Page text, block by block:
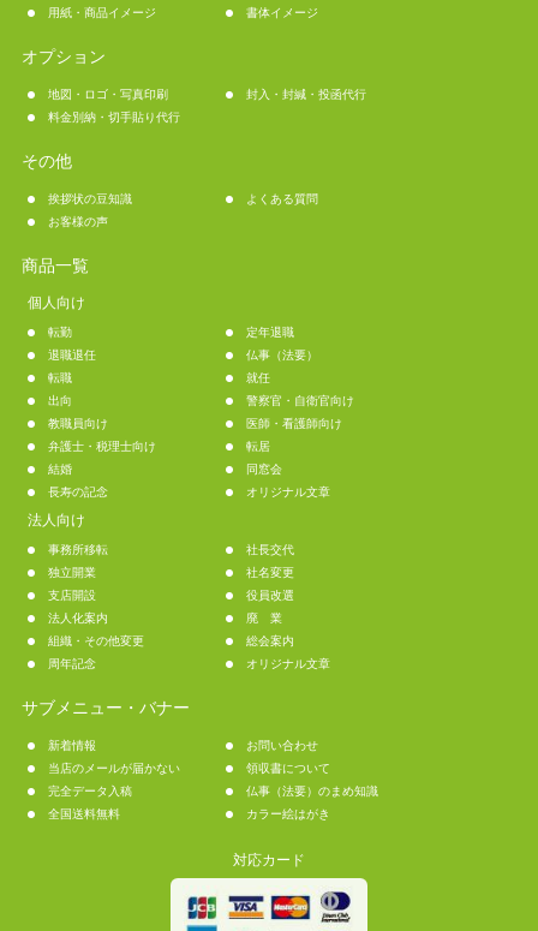
用紙・商品イメージ
書体イメージ
オプション
地図・ロゴ・写真印刷
封入・封緘・投函代行
料金別納・切手貼り代行
その他
挨拶状の豆知識
よくある質問
お客様の声
商品一覧
個人向け
転勤
定年退職
退職退任
仏事（法要）
転職
就任
出向
警察官・自衛官向け
教職員向け
医師・看護師向け
弁護士・税理士向け
転居
結婚
同窓会
長寿の記念
オリジナル文章
法人向け
事務所移転
社長交代
独立開業
社名変更
支店開設
役員改選
法人化案内
廃 業
組織・その他変更
総会案内
周年記念
オリジナル文章
サブメニュー・バナー
新着情報
お問い合わせ
当店のメールが届かない
領収書について
完全データ入稿
仏事（法要）のまめ知識
全国送料無料
カラー絵はがき
対応カード